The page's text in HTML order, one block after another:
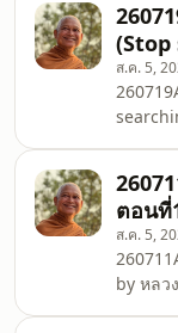
ส.ค. 5,
ตอนที่
ส.ค. 5,
by หล